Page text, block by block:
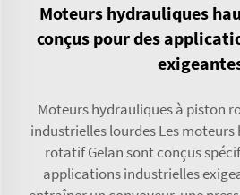
Moteurs hydrauliques
conçus pour des
Moteurs hydrauliques à piston
industrielles lourdes Les
rotatif Gelan sont conçus
applications industrielles